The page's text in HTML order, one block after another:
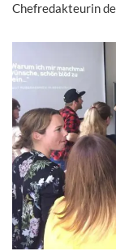
Chefredakteurin